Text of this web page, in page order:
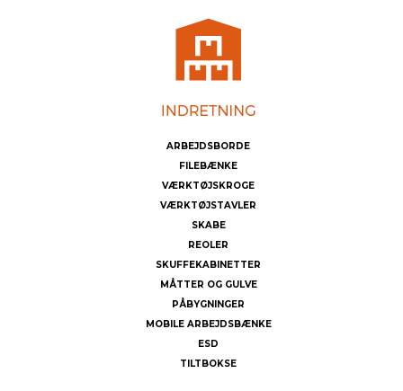
ARBEJDSBORDE
FILEBÆNKE
VÆRKTØJSKROGE
VÆRKTØJSTAVLER
SKABE
REOLER
SKUFFEKABINETTER
MÅTTER OG GULVE
PÅBYGNINGER
MOBILE ARBEJDSBÆNKE
ESD
TILTBOKSE